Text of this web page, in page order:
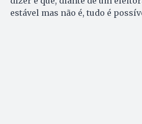
estável mas não é, tudo é